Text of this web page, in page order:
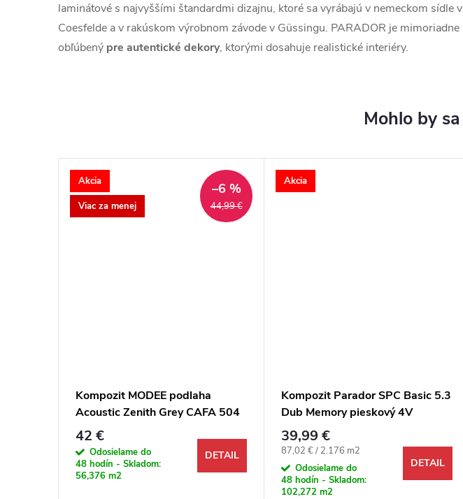
laminátové s najvyššími štandardmi dizajnu, ktoré sa vyrábajú v nemeckom sídle v
Coesfelde a v rakúskom výrobnom závode v Güssingu. PARADOR je mimoriadne
obľúbený pre autentické dekory, ktorými dosahuje realistické interiéry.
Akcia
Viac za menej
44,99 €
–6 %
Kompozit MODEE podlaha
Acoustic Zenith Grey CAFA 504
M4V Dlažba
42 €
Odosielame do
48 hodín - Skladom:
56,376 m2
DETAIL
Akcia
Kompozit Parador SPC Basic 5.3
Dub Memory pieskový 4V
39,99 €
Jednotková cena:
87,02 € / 2.176 m2
Odosielame do
48 hodín - Skladom:
102,272 m2
DETAIL